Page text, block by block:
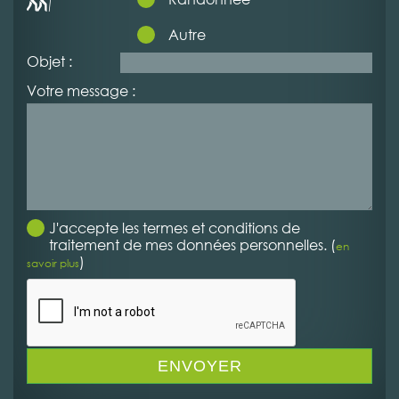
Autre
Objet :
Votre message :
J'accepte les termes et conditions de
traitement de mes données personnelles. (en
savoir plus)